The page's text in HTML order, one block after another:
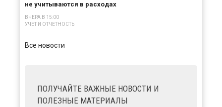
не учитываются в расходах
ВЧЕРА В 15:00
УЧЕТ И ОТЧЕТНОСТЬ
Все новости
ПОЛУЧАЙТЕ ВАЖНЫЕ НОВОСТИ И
ПОЛЕЗНЫЕ МАТЕРИАЛЫ